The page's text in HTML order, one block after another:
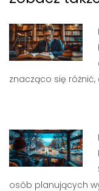
znacząco się
osób planujących